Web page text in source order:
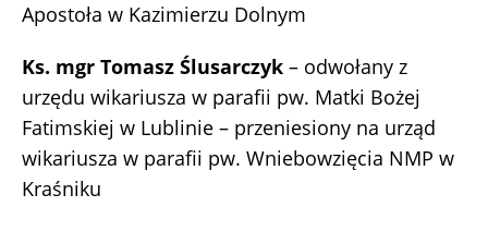
Apostoła w Kazimierzu Dolnym
Ks. mgr Tomasz Ślusarczyk – odwołany z
urzędu wikariusza w parafii pw. Matki Bożej
Fatimskiej w Lublinie – przeniesiony na urząd
wikariusza w parafii pw. Wniebowzięcia NMP w
Kraśniku